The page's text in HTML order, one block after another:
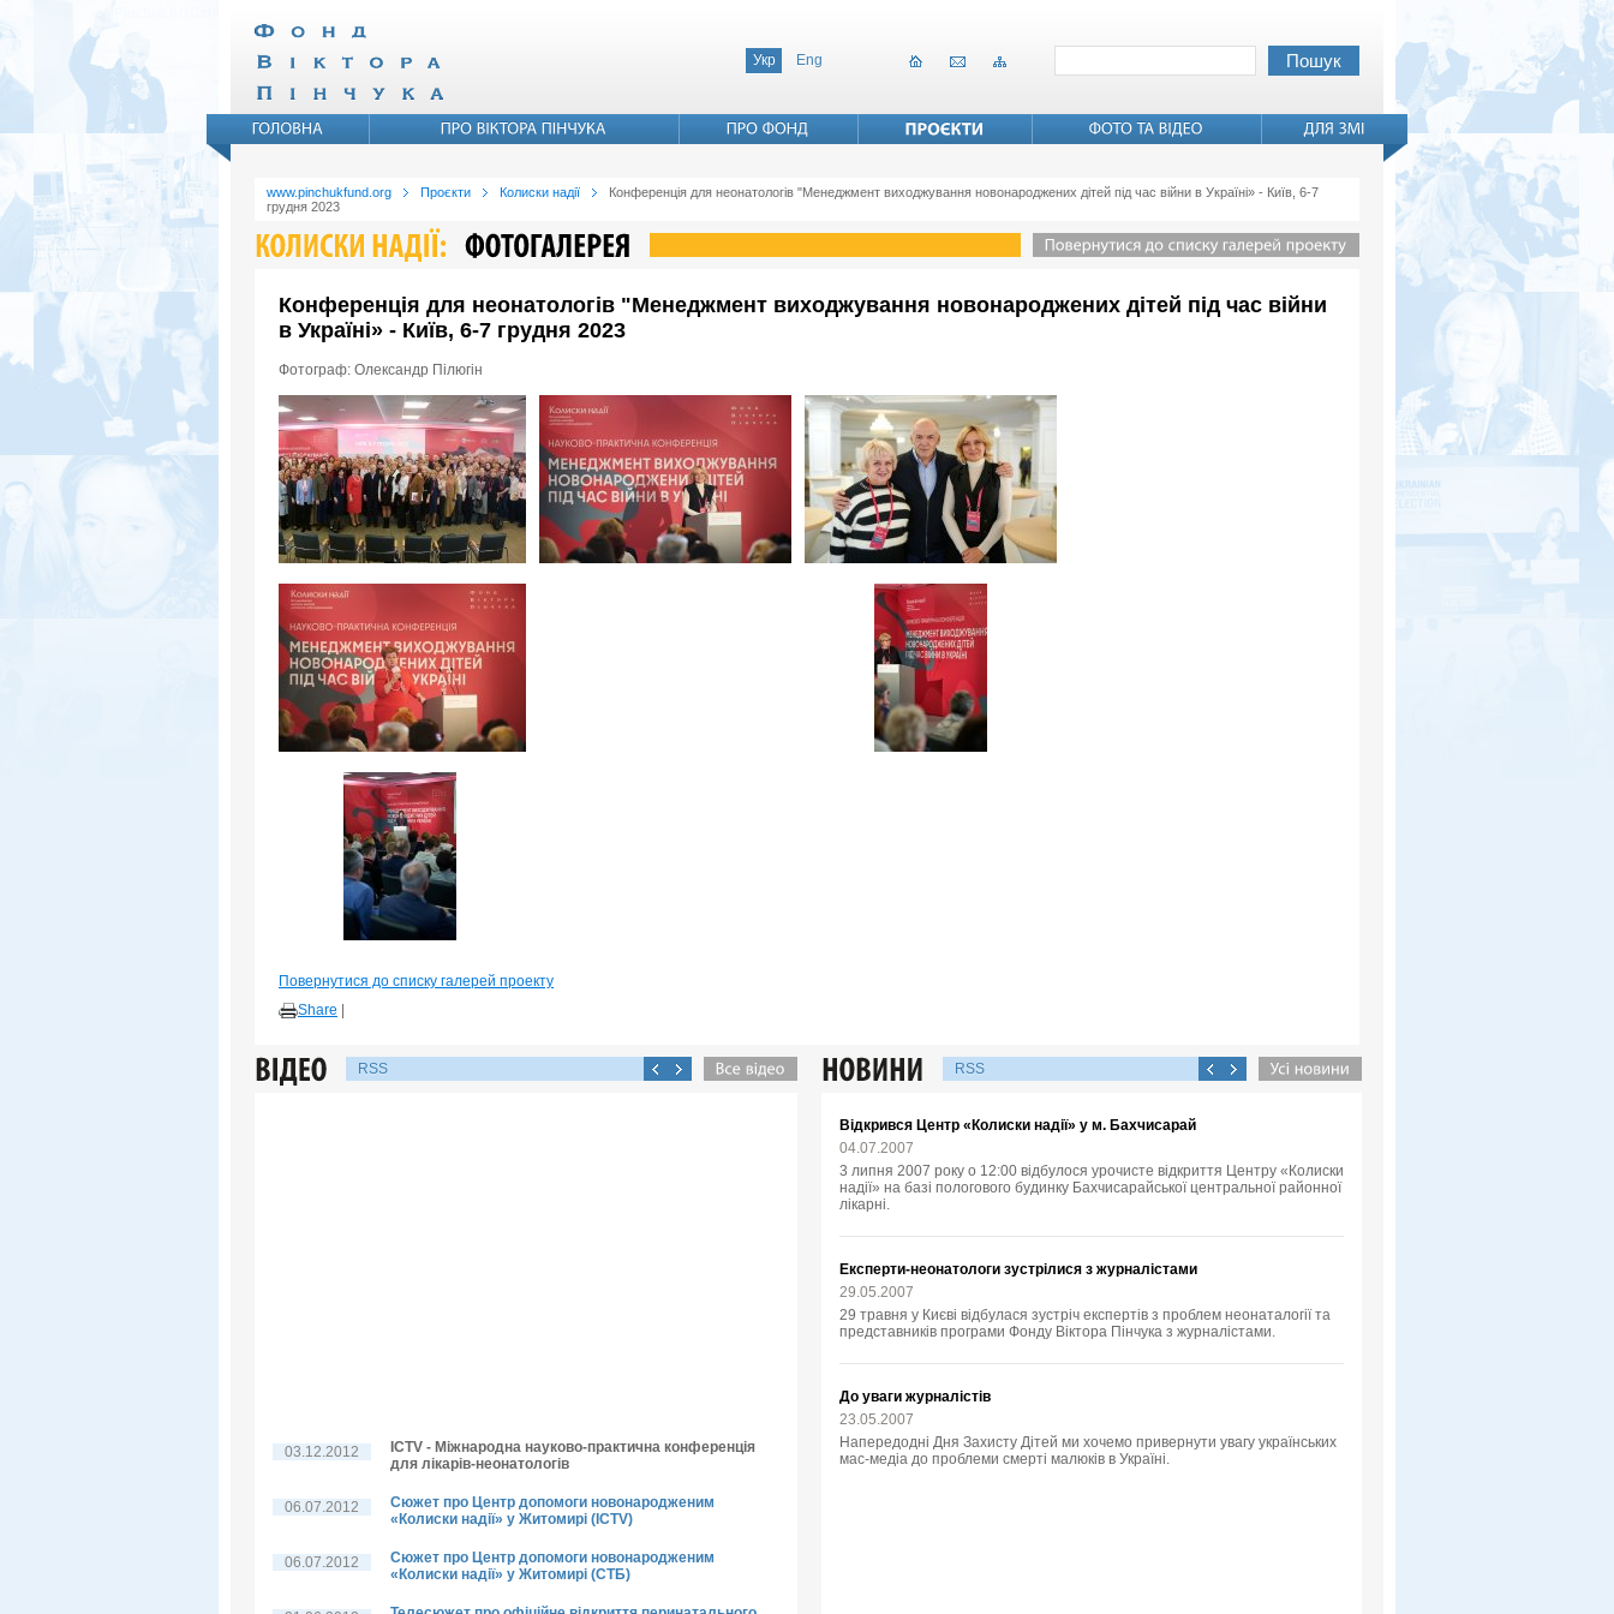
Укр Eng
www.pinchukfund.org Проєкти Колиски надії
Конференція для неонатологів "Менеджмент виходжування новонароджених дітей під час війни в Україні» - Київ, 6-7
грудня 2023
Конференція для неонатологів "Менеджмент виходжування новонароджених дітей під час війни
в Україні» - Київ, 6-7 грудня 2023
Фотограф: Олександр Пілюгін
Повернутися до списку галерей проекту
Share
RSS
03.12.2012
ICTV - Міжнародна науково-практична конференція
для лікарів-неонатологів
06.07.2012
Сюжет про Центр допомоги новонародженим
«Колиски надії» у Житомирі (ICTV)
06.07.2012
Сюжет про Центр допомоги новонародженим
«Колиски надії» у Житомирі (СТБ)
RSS
Відкрився Центр «Колиски надії» у м. Бахчисарай
04.07.2007
3 липня 2007 року о 12:00 відбулося урочисте відкриття Центру «Колиски
надії» на базі пологового будинку Бахчисарайської центральної районної
лікарні.
Експерти-неонатологи зустрілися з журналістами
29.05.2007
29 травня у Києві відбулася зустріч експертів з проблем неонаталогії та
представників програми Фонду Віктора Пінчука з журналістами.
До уваги журналістів
23.05.2007
Напередодні Дня Захисту Дітей ми хочемо привернути увагу українських
мас-медіа до проблеми смерті малюків в Україні.